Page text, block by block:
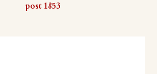
post 1853